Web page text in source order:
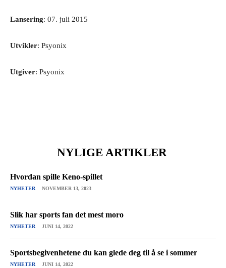
Lansering: 07. juli 2015
Utvikler: Psyonix
Utgiver: Psyonix
NYLIGE ARTIKLER
Hvordan spille Keno-spillet
NYHETER NOVEMBER 13, 2023
Slik har sports fan det mest moro
NYHETER JUNI 14, 2022
Sportsbegivenhetene du kan glede deg til å se i sommer
NYHETER JUNI 14, 2022